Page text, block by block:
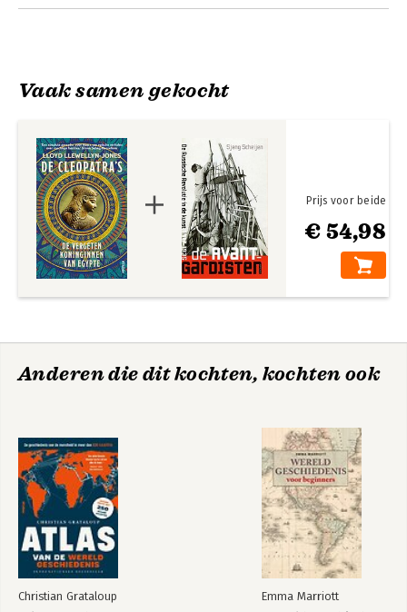
Vaak samen gekocht
€ 54,98
Prijs voor beide
Anderen die dit kochten, kochten ook
Christian Grataloup Emma Marriott